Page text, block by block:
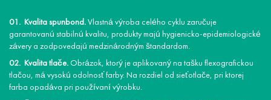
Kvalita spunbond.Vlastná výroba celého cyklu zaručuje
garantovanú stabilnú kvalitu, produkty majú hygienicko-epidemiologické
závery a zodpovedajú medzinárodným štandardom.
Kvalita tlače.Obrázok, ktorý je aplikovaný na tašku flexografickou
tlačou, má vysokú odolnosť farby. Na rozdiel od sieťotlače, pri ktorej
farba opadáva pri používaní výrobku.